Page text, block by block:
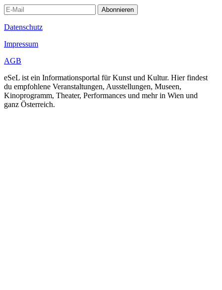
Abonnieren
Datenschutz
Impressum
AGB
eSeL ist ein Informationsportal für Kunst und Kultur. Hier findest
du empfohlene Veranstaltungen, Ausstellungen, Museen,
Kinoprogramm, Theater, Performances und mehr in Wien und
ganz Österreich.